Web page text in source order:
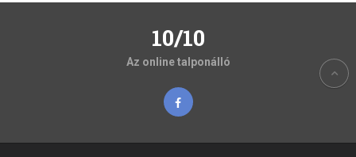
10/10
Az online talponálló